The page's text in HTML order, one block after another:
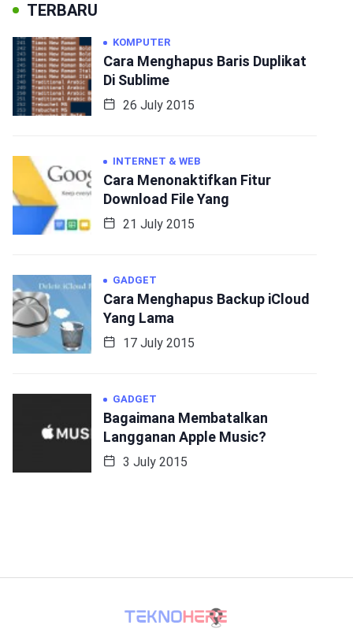
TERBARU
KOMPUTER
Cara Menghapus Baris Duplikat
Di Sublime
26 July 2015
INTERNET & WEB
Cara Menonaktifkan Fitur
Download File Yang
21 July 2015
GADGET
Cara Menghapus Backup iCloud
Yang Lama
17 July 2015
GADGET
Bagaimana Membatalkan
Langganan Apple Music?
3 July 2015